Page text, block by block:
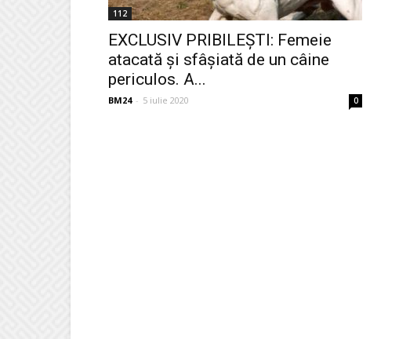
112
EXCLUSIV PRIBILEȘTI: Femeie
atacată și sfâșiată de un câine
periculos. A...
BM24 - 5 iulie 2020 0